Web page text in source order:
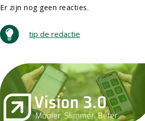
Er zijn nog geen reacties.
tip de redactie